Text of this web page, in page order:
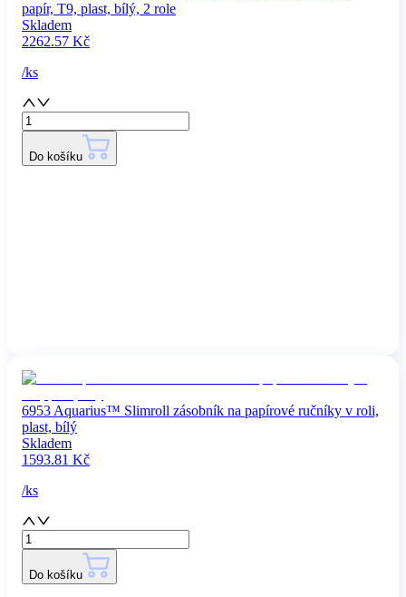
papír, T9, plast, bílý, 2 role
Skladem
2262.57 Kč
/ks
Do košíku
6953 Aquarius™ Slimroll zásobník na papírové ručníky v roli,
plast, bílý
Skladem
1593.81 Kč
/ks
Do košíku